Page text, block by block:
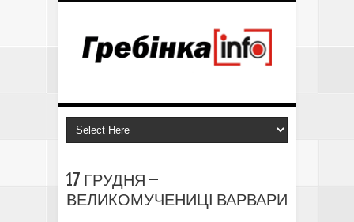
17 ГРУДНЯ –
ВЕЛИКОМУЧЕНИЦІ ВАРВАРИ